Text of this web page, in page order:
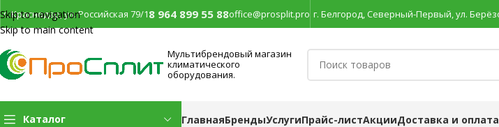
Skip to navigation
Skip to main content
г. Краснодар, ул. Российская 79/18 964 899 55 88office@prosplit.pro г. Белгород, Северный-Первый, ул.
Мультибрендовый магазин
климатического
оборудования.
Каталог ГлавнаяБрендыУслугиПрайс-листАкцииДоставка и оплата